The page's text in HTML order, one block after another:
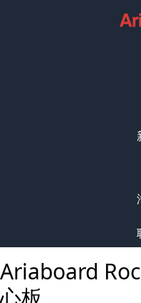
Ariaboard
心板